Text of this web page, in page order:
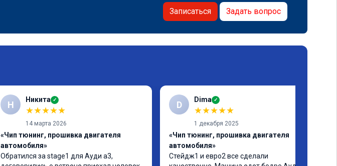
Записаться Задать вопрос
Н Никита ✓
★★★★★
14 марта 2026
«Чип тюнинг, прошивка двигателя
автомобиля»
Обратился за stage1 для Ауди а3,
D Dima ✓
★★★★★
1 декабря 2025
«Чип тюнинг, прошивка двигателя
автомобиля»
Стейдж1 и евро2 все сделали